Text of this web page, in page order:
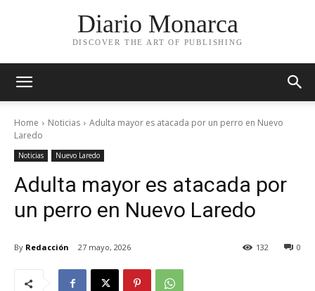
Diario Monarca
DISCOVER THE ART OF PUBLISHING
Home Noticias
Adulta mayor es atacada por un perro en Nuevo
Laredo
Noticias Nuevo Laredo
Adulta mayor es atacada por
un perro en Nuevo Laredo
By Redacción 27 mayo, 2026 0
132